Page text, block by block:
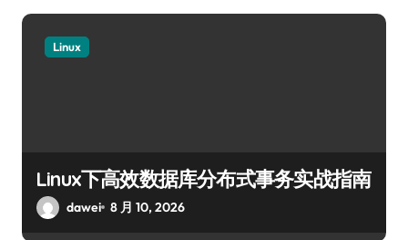
Linux
Linux下高效数据库分布式事务实战指南
dawei 8 月 10, 2026